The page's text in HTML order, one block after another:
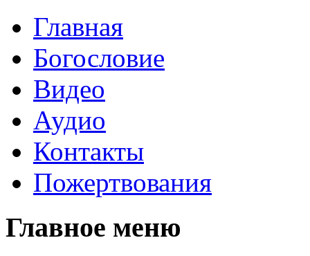
Главная
Богословие
Видео
Аудио
Контакты
Пожертвования
Главное меню